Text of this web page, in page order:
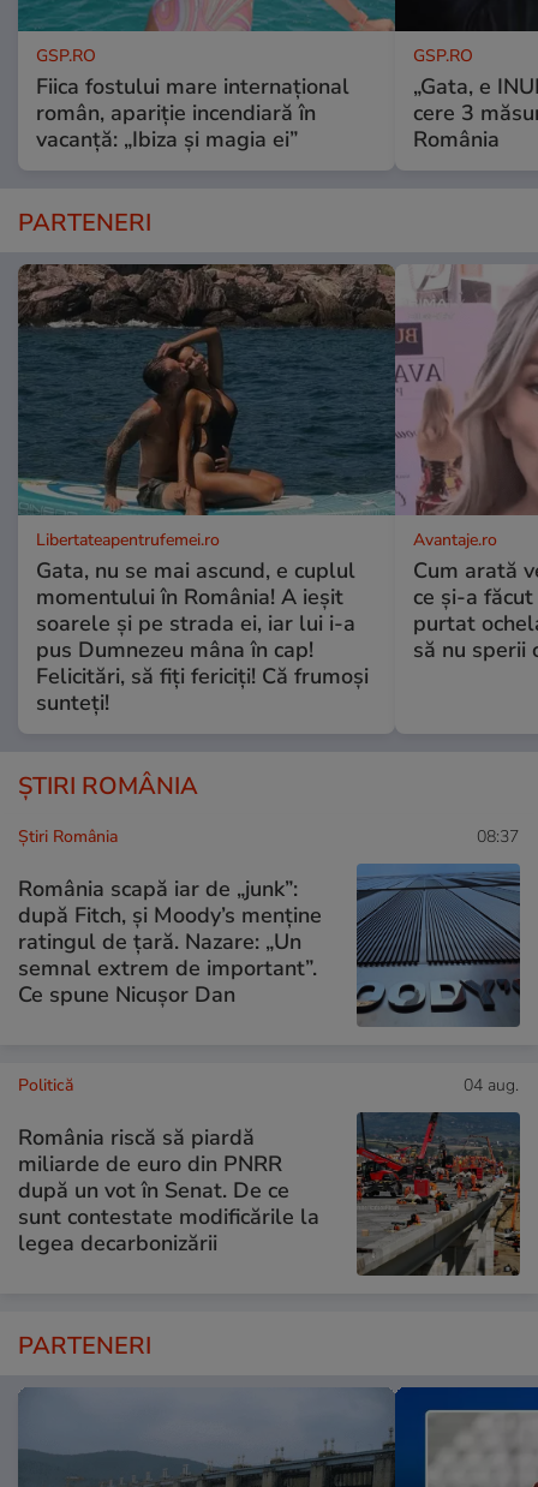
GSP.RO
Fiica fostului mare internațional
român, apariție incendiară în
vacanță: „Ibiza și magia ei”
GSP.RO
„Gata, e
cere 3
România
PARTENERI
Libertateapentrufemei.ro
Gata, nu se mai ascund, e cuplul
momentului în România! A ieșit
soarele și pe strada ei, iar lui i-a
pus Dumnezeu mâna în cap!
Felicitări, să fiți fericiți! Că frumoși
sunteți!
Avantaje.ro
Cum arată
ce și-a
purtat
să nu sperii
ȘTIRI ROMÂNIA
Știri România 08:37
România scapă iar de „junk”:
după Fitch, și Moody’s menține
ratingul de țară. Nazare: „Un
semnal extrem de important”.
Ce spune Nicușor Dan
Politică 04 aug.
România riscă să piardă
miliarde de euro din PNRR
după un vot în Senat. De ce
sunt contestate modificările la
legea decarbonizării
PARTENERI